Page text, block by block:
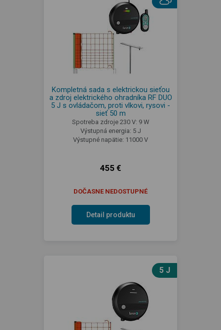
Kompletná sada s elektrickou sieťou
a zdroj elektrického ohradníka RF DUO
5 J s ovládačom, proti vlkovi, rysovi -
sieť 50 m
Spotreba zdroje 230 V: 9 W
Výstupná energia: 5 J
Výstupné napätie: 11000 V
455 €
DOČASNE NEDOSTUPNÉ
Detail produktu
5 J